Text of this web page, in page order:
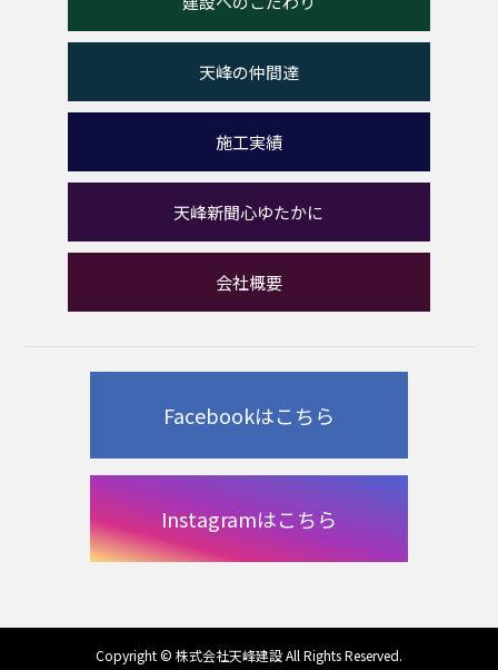
天峰の仲間達
施工実績
天峰新聞心ゆたかに
会社概要
Facebookはこちら
Instagramはこちら
Copyright © 株式会社天峰建設 All Rights Reserved.